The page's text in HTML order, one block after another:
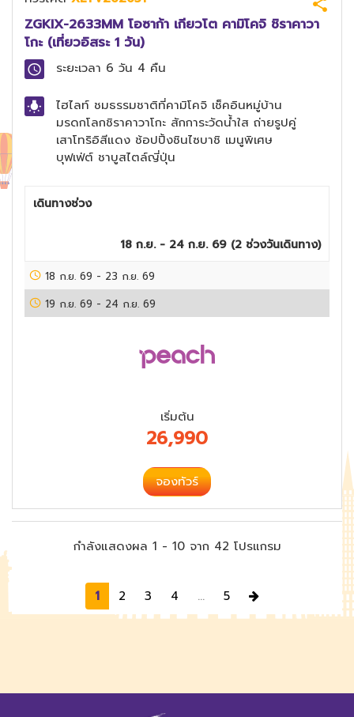
ZGKIX-2633MM โอซาก้า เกียวโต คามิโคจิ ชิราคาวา
โกะ (เที่ยวอิสระ 1 วัน)
ระยะเวลา 6 วัน 4 คืน
ไฮไลท์ ชมธรรมชาติที่คามิโคจิ เช็คอินหมู่บ้าน
มรดกโลกชิราคาวาโกะ สักการะวัดน้ำใส ถ่ายรูปคู่
เสาโทริอิสีแดง ช้อปปิ้งชินไซบาชิ เมนูพิเศษ
บุฟเฟ่ต์ ชาบูสไตล์ญี่ปุ่น
เดินทางช่วง
18 ก.ย. - 24 ก.ย. 69 (2 ช่วงวันเดินทาง)
18 ก.ย. 69 - 23 ก.ย. 69
19 ก.ย. 69 - 24 ก.ย. 69
เริ่มต้น
26,990
จองทัวร์
กำลังแสดงผล 1 - 10จาก 42 โปรแกรม
1 2 3 4 ... 5 Next